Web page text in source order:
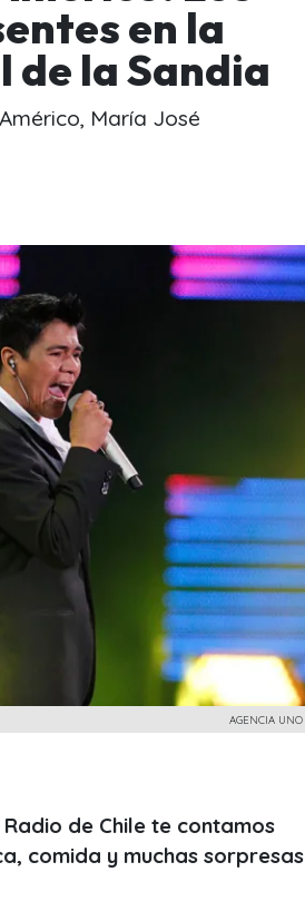
en la
de la Sandia
María José
AGENCIA UNO
Radio de Chile te contamos
comida y muchas sorpresas